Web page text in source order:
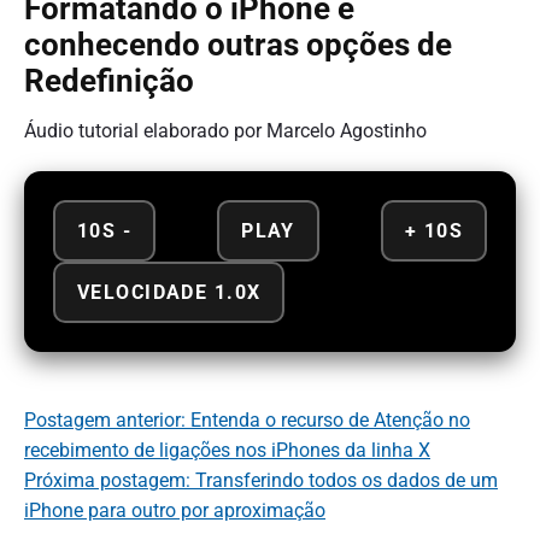
Formatando o iPhone e
conhecendo outras opções de
Redefinição
Áudio tutorial elaborado por Marcelo Agostinho
10S - PLAY + 10S
VELOCIDADE 1.0X
Postagem anterior: Entenda o recurso de Atenção no
recebimento de ligações nos iPhones da linha X
Próxima postagem: Transferindo todos os dados de um
iPhone para outro por aproximação